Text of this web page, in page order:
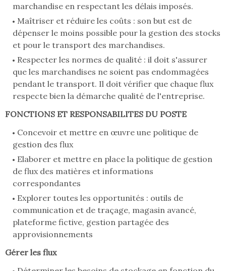
marchandise en respectant les délais imposés.
Maîtriser et réduire les coûts : son but est de
dépenser le moins possible pour la gestion des stocks
et pour le transport des marchandises.
Respecter les normes de qualité : il doit s'assurer
que les marchandises ne soient pas endommagées
pendant le transport. Il doit vérifier que chaque flux
respecte bien la démarche qualité de l'entreprise.
FONCTIONS ET RESPONSABILITES DU POSTE
Concevoir et mettre en œuvre une politique de
gestion des flux
Elaborer et mettre en place la politique de gestion
de flux des matières et informations
correspondantes
Explorer toutes les opportunités : outils de
communication et de traçage, magasin avancé,
plateforme fictive, gestion partagée des
approvisionnements
Gérer les flux